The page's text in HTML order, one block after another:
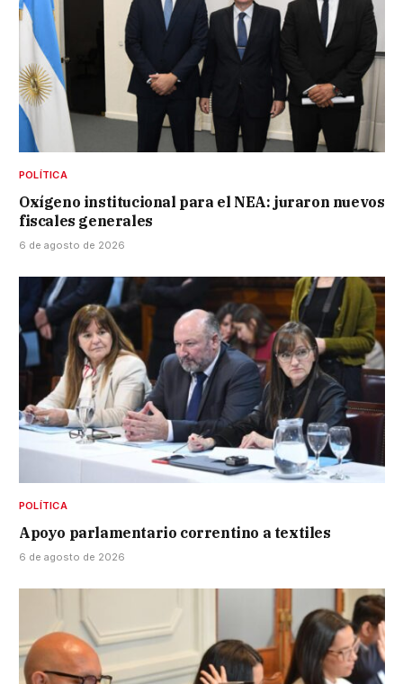
POLÍTICA
Oxígeno institucional para el NEA: juraron nuevos
fiscales generales
6 de agosto de 2026
POLÍTICA
Apoyo parlamentario correntino a textiles
6 de agosto de 2026